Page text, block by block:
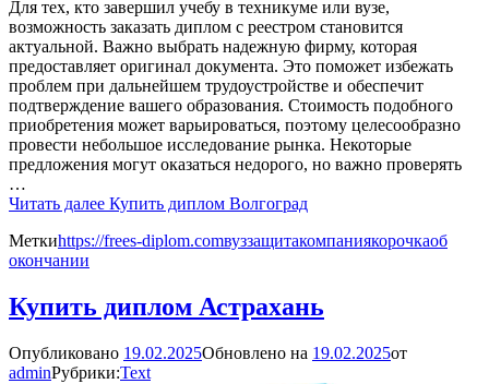
Для тех, кто завершил учебу в техникуме или вузе,
возможность заказать диплом с реестром становится
актуальной. Важно выбрать надежную фирму, которая
предоставляет оригинал документа. Это поможет избежать
проблем при дальнейшем трудоустройстве и обеспечит
подтверждение вашего образования. Стоимость подобного
приобретения может варьироваться, поэтому целесообразно
провести небольшое исследование рынка. Некоторые
предложения могут оказаться недорого, но важно проверять
…
Читать далее Купить диплом Волгоград
Меткиhttps://frees-diplom.comвуззащитакомпаниякорочкаоб
окончании
Купить диплом Астрахань
Опубликовано 19.02.2025Обновлено на 19.02.2025от
adminРубрики:Text